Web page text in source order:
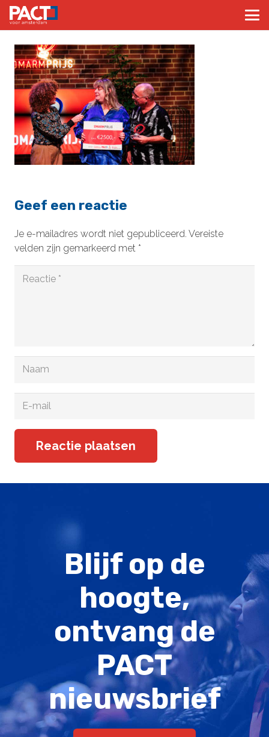
Geef een reactie
Je e-mailadres wordt niet gepubliceerd. Vereiste
velden zijn gemarkeerd met *
Reactie plaatsen
Blijf op de
hoogte,
ontvang de
PACT
nieuwsbrief